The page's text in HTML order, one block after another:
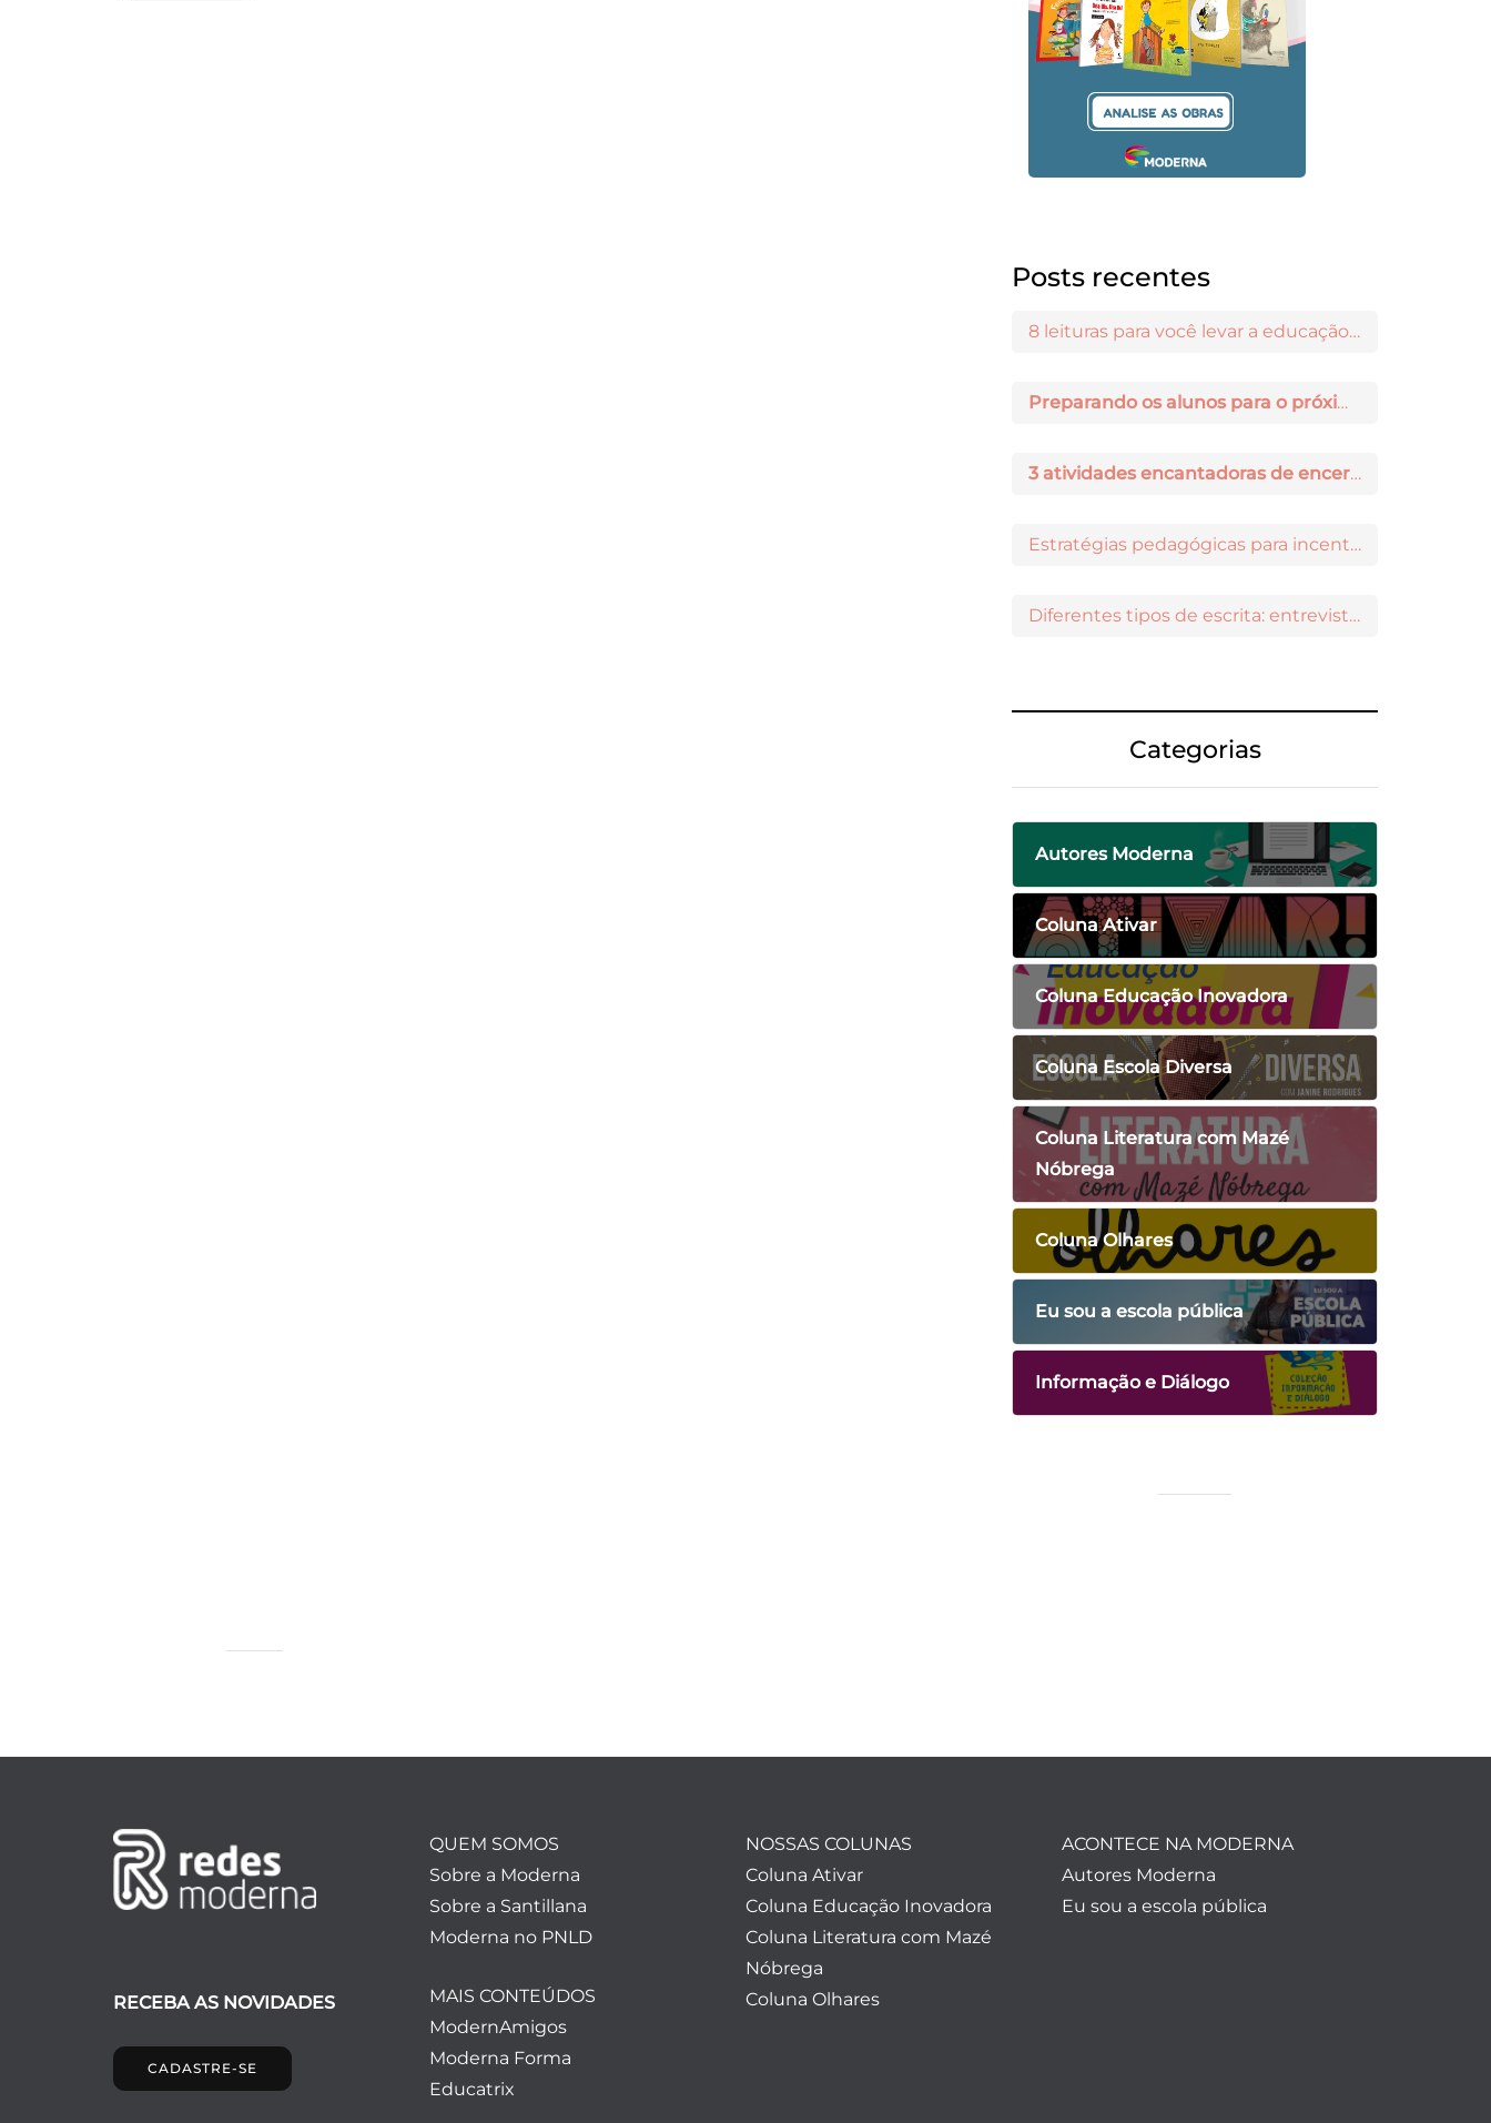
Posts recentes
8 leituras para você levar a educação maker para a sala de aula
Preparando os alunos para o próximo ano: 3 dicas práticas
3 atividades encantadoras de encerramento de ano letivo
Estratégias pedagógicas para incentivar a iniciação científica entre os estudantes
Diferentes tipos de escrita: entrevista com Ricardo Prado
Categorias
Autores Moderna
Coluna Ativar
Coluna Educação Inovadora
Coluna Escola Diversa
Coluna Literatura com Mazé
Nóbrega
Coluna Olhares
Eu sou a escola pública
Informação e Diálogo
RECEBA AS NOVIDADES
CADASTRE-SE
QUEM SOMOS
Sobre a Moderna
Sobre a Santillana
Moderna no PNLD
MAIS CONTEÚDOS
ModernAmigos
Moderna Forma
Educatrix
NOSSAS COLUNAS
Coluna Ativar
Coluna Educação Inovadora
Coluna Literatura com Mazé
Nóbrega
Coluna Olhares
ACONTECE NA MODERNA
Autores Moderna
Eu sou a escola pública